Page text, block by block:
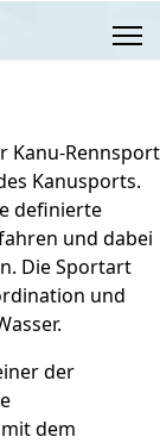
Kanu-Rennsport
Kanusports.
definierte
und dabei
Die Sportart
und
der
dem